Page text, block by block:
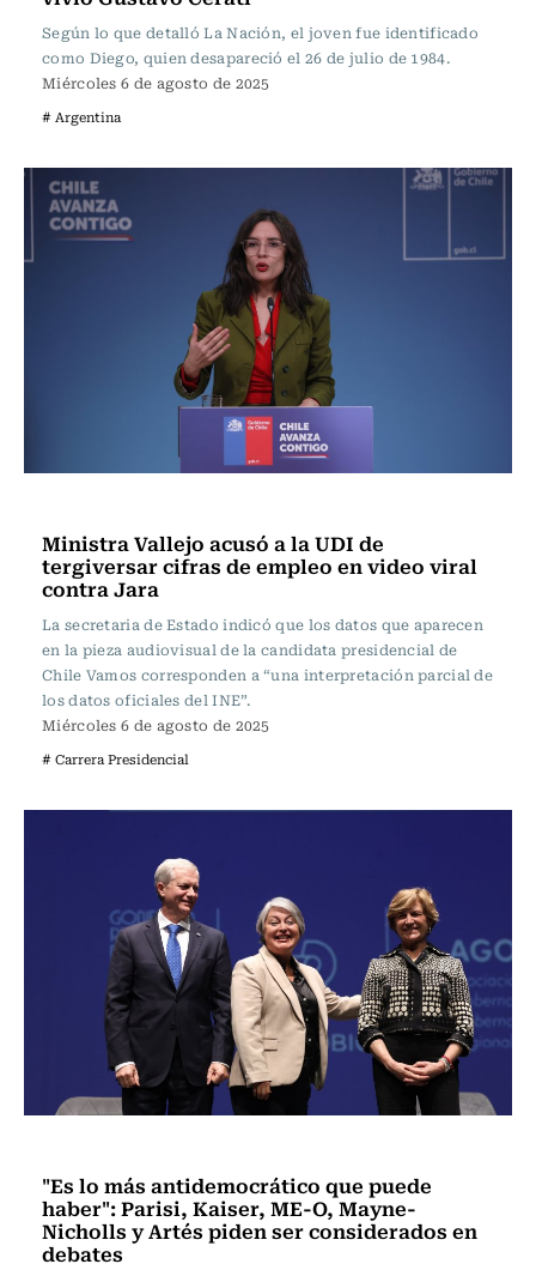
Según lo que detalló La Nación, el joven fue identificado
como Diego, quien desapareció el 26 de julio de 1984.
Miércoles 6 de agosto de 2025
# Argentina
Ministra Vallejo acusó a la UDI de
tergiversar cifras de empleo en video viral
contra Jara
La secretaria de Estado indicó que los datos que aparecen
en la pieza audiovisual de la candidata presidencial de
Chile Vamos corresponden a “una interpretación parcial de
los datos oficiales del INE”.
Miércoles 6 de agosto de 2025
# Carrera Presidencial
"Es lo más antidemocrático que puede
haber": Parisi, Kaiser, ME-O, Mayne-
Nicholls y Artés piden ser considerados en
debates